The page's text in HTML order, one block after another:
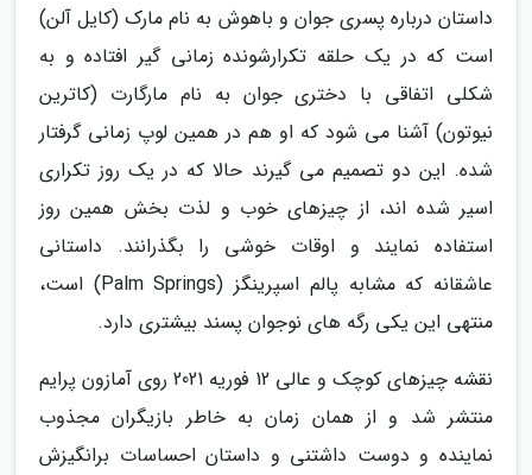
داستان درباره پسری جوان و باهوش به نام مارک (کایل آلن)
است که در یک حلقه تکرارشونده زمانی گیر افتاده و به
شکلی اتفاقی با دختری جوان به نام مارگارت (کاترین
نیوتون) آشنا می شود که او هم در همین لوپ زمانی گرفتار
شده. این دو تصمیم می گیرند حالا که در یک روز تکراری
اسیر شده اند، از چیزهای خوب و لذت بخش همین روز
استفاده نمایند و اوقات خوشی را بگذرانند. داستانی
عاشقانه که مشابه پالم اسپرینگز (Palm Springs) است،
منتهی این یکی رگه های نوجوان پسند بیشتری دارد.
نقشه چیزهای کوچک و عالی 12 فوریه 2021 روی آمازون پرایم
منتشر شد و از همان زمان به خاطر بازیگران مجذوب
نماینده و دوست داشتنی و داستان احساسات برانگیزش